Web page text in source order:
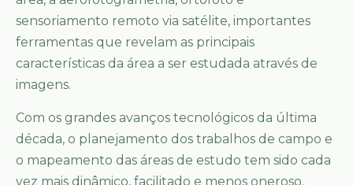
sensoriamento remoto via satélite, importantes
ferramentas que revelam as principais
características da área a ser estudada através de
imagens.
Com os grandes avanços tecnológicos da última
década, o planejamento dos trabalhos de campo e
o mapeamento das áreas de estudo tem sido cada
vez mais dinâmico, facilitado e menos oneroso.